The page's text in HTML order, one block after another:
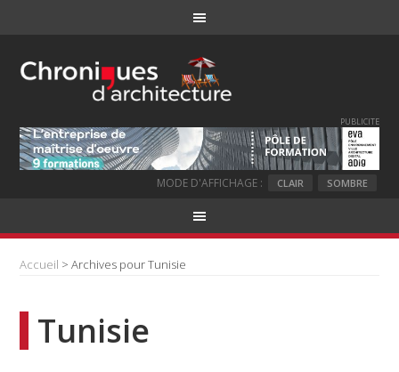
PUBLICITE
MODE D'AFFICHAGE : CLAIR SOMBRE
Accueil > Archives pour Tunisie
Tunisie